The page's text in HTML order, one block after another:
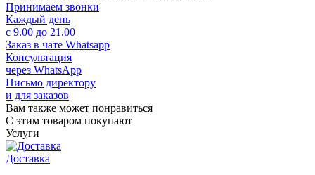
Принимаем звонки
Каждый день
с 9.00 до 21.00
Заказ в чате Whatsapp
Консультация
через WhatsApp
Письмо директору
и для заказов
Вам также может понравиться
С этим товаром покупают
Услуги
Доставка